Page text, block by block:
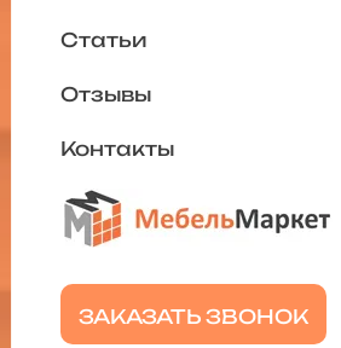
ЗАКАЗАТЬ ЗВОНОК
Статьи
Отзывы
Контакты